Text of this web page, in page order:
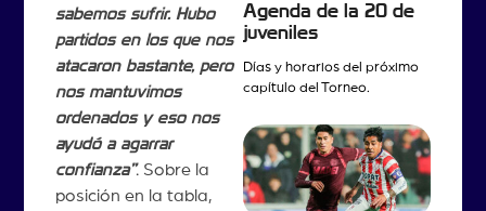
sabemos sufrir. Hubo
partidos en los que nos
atacaron bastante, pero
nos mantuvimos
ordenados y eso nos
ayudó a agarrar
confianza”. Sobre la
posición en la tabla,
Agenda de la 20 de
juveniles
Días y horarios del próximo
capítulo del Torneo.